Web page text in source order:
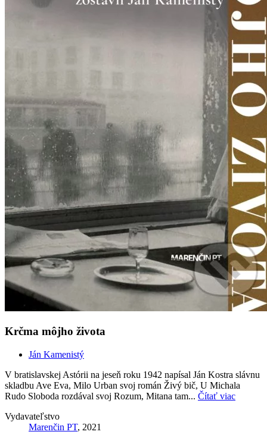
Krčma môjho života
Ján Kamenistý
V bratislavskej Astórii na jeseň roku 1942 napísal Ján Kostra slávnu
skladbu Ave Eva, Milo Urban svoj román Živý bič, U Michala
Rudo Sloboda rozdával svoj Rozum, Mitana tam... Čítať viac
Vydavateľstvo
Marenčin PT, 2021